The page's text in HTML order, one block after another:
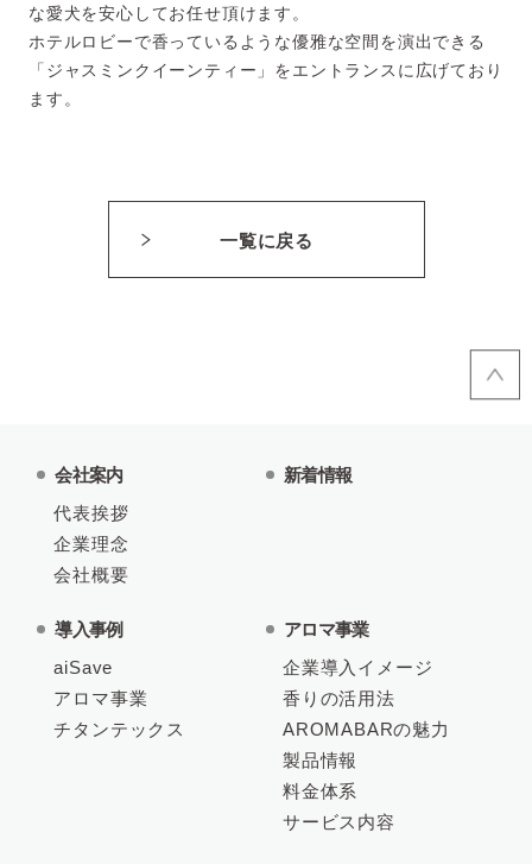
な愛犬を安心してお任せ頂けます。
ホテルロビーで香っているような優雅な空間を演出できる
「ジャスミンクイーンティー」をエントランスに広げており
ます。
一覧に戻る
会社案内
代表挨拶
企業理念
会社概要
新着情報
導入事例
aiSave
アロマ事業
チタンテックス
アロマ事業
企業導入イメージ
香りの活用法
AROMABARの魅力
製品情報
料金体系
サービス内容